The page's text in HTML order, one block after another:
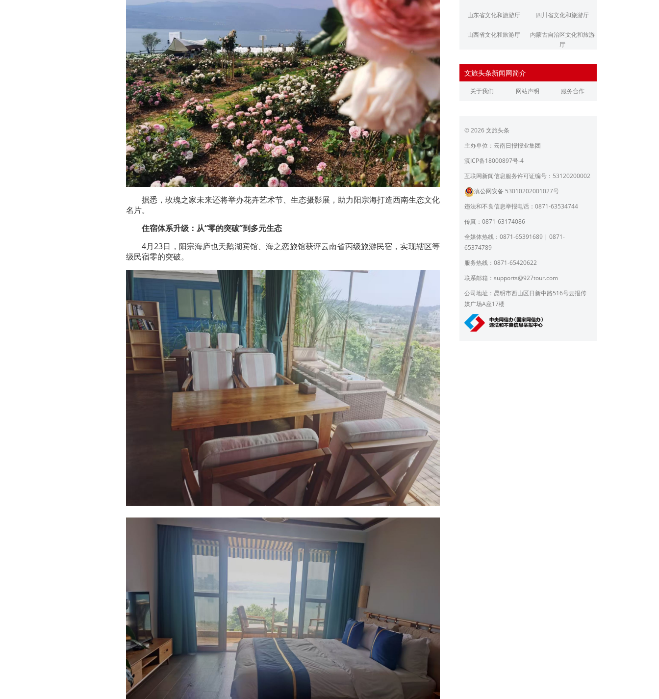
据悉，玫瑰之家未来还将举办花卉艺术节、生态摄影展，助力阳宗海打造西南生态文化
名片。
住宿体系升级：从“零的突破”到多元生态
4月23日，阳宗海庐也天鹅湖宾馆、海之恋旅馆获评云南省丙级旅游民宿，实现辖区等
级民宿零的突破。
山东省文化和旅游厅 四川省文化和旅游厅
山西省文化和旅游厅
内蒙古自治区文化和旅游
厅
浙江省文化和旅游厅
江西省文化和旅游厅 河南省文化和旅游厅
广东省文化和旅游厅
育厅
陕西省文化和旅游厅 甘肃省文化和旅游厅
青海省文化和旅游厅
宁夏回族自治区文化和旅
北京市文旅局
上海市文化和旅游局
员会
文旅头条新闻网简介
关于我们 网站声明 服务合作
© 2026 文旅头条
主办单位：云南日报报业集团
滇ICP备18000897号-4
互联网新闻信息服务许可证编号：53120200002
滇公网安备 53010202001027号
违法和不良信息举报电话：0871-63534744
传真：0871-63174086
全媒体热线：0871-65391689 | 0871-
65374789
服务热线：0871-65420622
联系邮箱： supports@927tour.com
公司地址：昆明市西山区日新中路516号云报传
媒广场A座17楼